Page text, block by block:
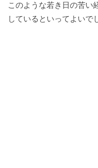
このような若き日の苦い
しているといってよいで